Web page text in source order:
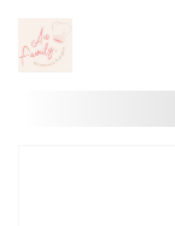
Personnalisation de